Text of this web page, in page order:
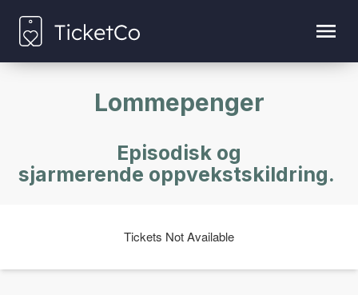
Lommepenger
Episodisk og
sjarmerende oppvekstskildring.
Tickets Not Available